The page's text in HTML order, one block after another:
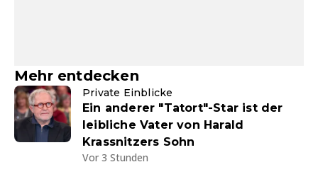
Mehr entdecken
Private Einblicke
Ein anderer "Tatort"-Star ist der
leibliche Vater von Harald
Krassnitzers Sohn
Vor 3 Stunden